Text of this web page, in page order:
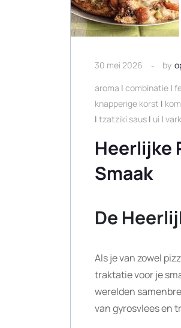
30 mei 2026 by
aroma | combinatie |
knapperige korst |
| tzatziki saus | ui |
Heerlijke
Smaak
De
Als je van zowel
traktatie voor je
werelden
van gyrosvlees en